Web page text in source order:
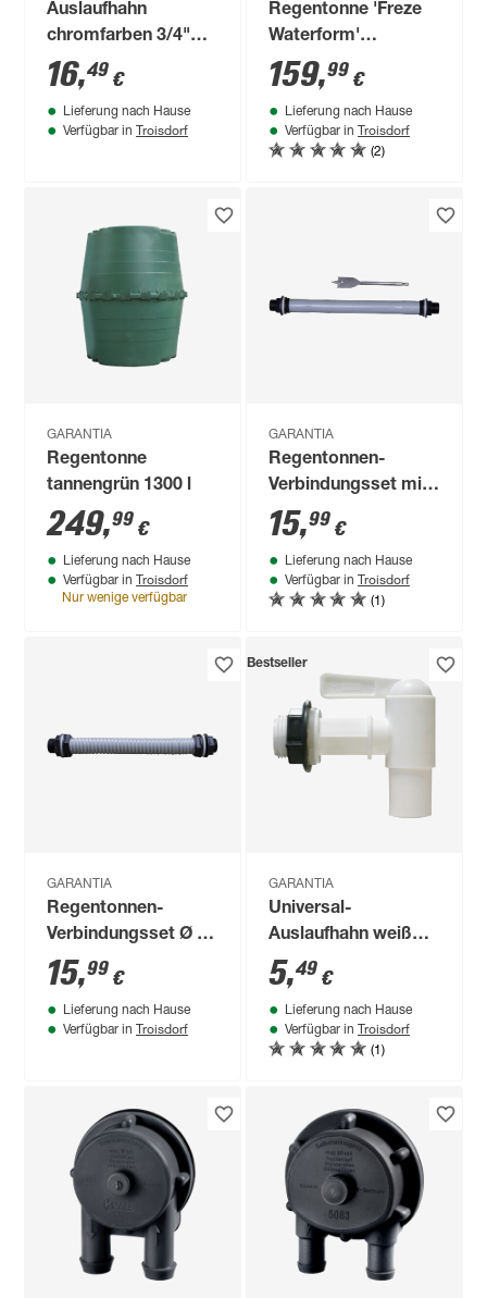
Auslaufhahn
chromfarben 3/4"
AG
16,49 €
Lieferung nach Hause
Verfügbar in Troisdorf
Regentonne 'Freze
Waterform'
granitfarben 290 l
159,99 €
Lieferung nach Hause
Verfügbar in Troisdorf
(2)
GARANTIA
Regentonne
tannengrün 1300 l
249,99 €
Lieferung nach Hause
Verfügbar in Troisdorf
Nur wenige verfügbar
GARANTIA
Regentonnen-
Verbindungsset mit
Bohrer Ø 19 mm
(3/4"), 25 cm
15,99 €
Lieferung nach Hause
Verfügbar in Troisdorf
(1)
GARANTIA
Regentonnen-
Verbindungsset Ø 32
mm (1 1/4"), 25 cm
15,99 €
Lieferung nach Hause
Verfügbar in Troisdorf
Bestseller
GARANTIA
Universal-
Auslaufhahn weiß
3/4"
5,49 €
Lieferung nach Hause
Verfügbar in Troisdorf
(1)